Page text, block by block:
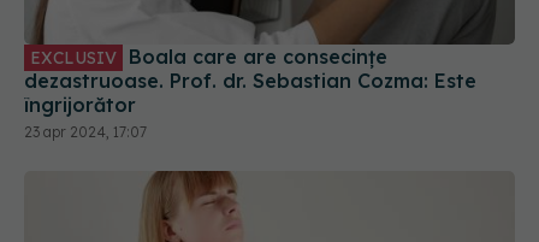
EXCLUSIV
dezastruoase. Prof. dr. Sebastian Cozma: Este
îngrijorător
23 apr 2024, 17:07